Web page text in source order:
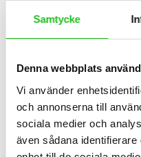
Samtycke
Denna webbplats
Vi använder
och annonserna till
sociala medier och
även sådana
Stel framgaffel
Snygg design i
För vem passar
Tabou Superlite 24” är